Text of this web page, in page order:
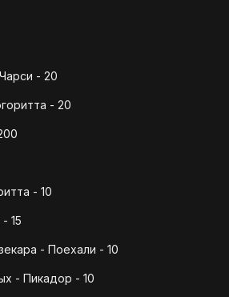
- 20
- 20
- 10
15
- Поехали - 10
- Пикадор - 10